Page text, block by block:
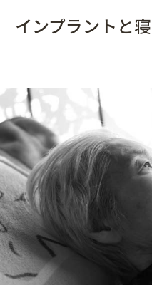
インプラントと
インプラントによる治療
矯正歯科
審美的治療
予防・メインテナンス
一般診療